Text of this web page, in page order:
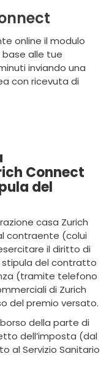
online il modulo
alle tue
inviando una
con ricevuta di
Connect
del
casa Zurich
contraente (colui
il diritto di
stipula del contratto
(tramite telefono
di Zurich
del premio versato.
della parte di
dell’imposta (dal
al Servizio Sanitario